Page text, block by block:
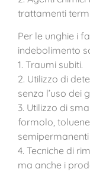
trattamenti
Per le unghie i
indebolimento
1. Traumi subiti.
2. Utilizzo di
senza l’uso dei
3. Utilizzo di
formolo,
semipermanenti
4. Tecniche di
ma anche i